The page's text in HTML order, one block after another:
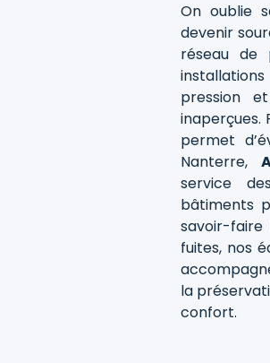
On oublie
devenir
réseau de
pression
inaperçues.
permet
Nanterre,
service
bâtiments
savoir-
fuites, nos
la
confort.